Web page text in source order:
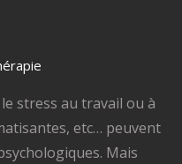
stress au travail ou à
etc… peuvent
Mais